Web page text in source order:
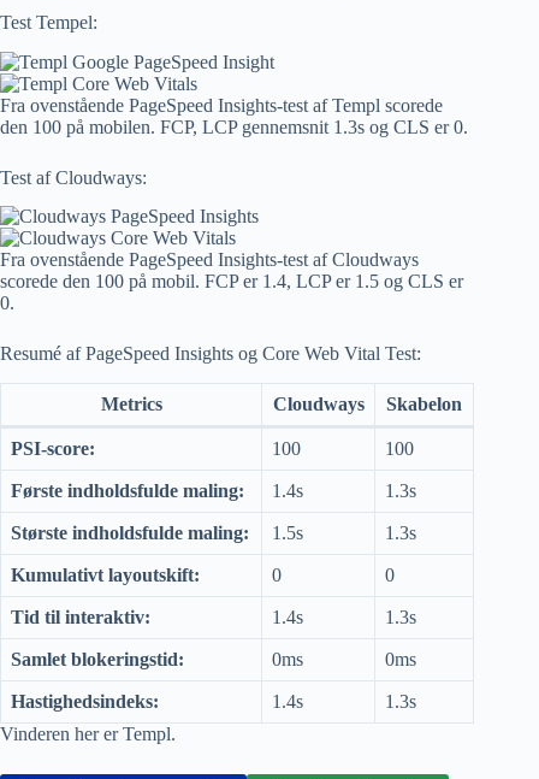
Test Tempel:
Fra ovenstående PageSpeed ​​Insights-test af Templ scorede
den 100 på mobilen. FCP, LCP gennemsnit 1.3s og CLS er 0.
Test af Cloudways:
Fra ovenstående PageSpeed ​​Insights-test af Cloudways
scorede den 100 på mobil. FCP er 1.4, LCP er 1.5 og CLS er
0.
Resumé af PageSpeed ​​Insights og Core Web Vital Test:
Metrics Cloudways Skabelon
PSI-score: 100 100
Første indholdsfulde maling: 1.4s 1.3s
Største indholdsfulde maling: 1.5s 1.3s
Kumulativt layoutskift: 0 0
Tid til interaktiv: 1.4s 1.3s
Samlet blokeringstid: 0ms 0ms
Hastighedsindeks: 1.4s
1.3s
Vinderen her er Templ.